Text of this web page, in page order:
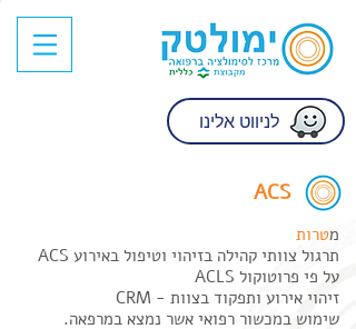
לניווט אלינו
​טרות
תרגול צוותי קהילה בזיהוי וטיפול באירוע ACS
על פי פרוטוקול ACLS
זיהוי אירוע ותפקוד בצוות - CRM
שימוש במכשור רפואי אשר נמצא במרפאה.
ACS